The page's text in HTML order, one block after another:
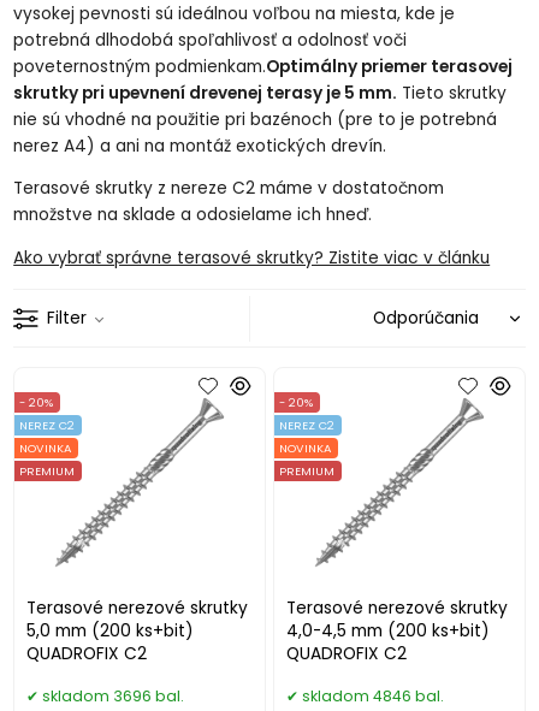
vysokej pevnosti sú ideálnou voľbou na miesta, kde je
potrebná dlhodobá spoľahlivosť a odolnosť voči
poveternostným podmienkam.Optimálny priemer terasovej
skrutky pri upevnení drevenej terasy je 5 mm. Tieto skrutky
nie sú vhodné na použitie pri bazénoch (pre to je potrebná
nerez A4) a ani na montáž exotických drevín.
Terasové skrutky z nereze C2 máme v dostatočnom
množstve na sklade a odosielame ich hneď.
Ako vybrať správne terasové skrutky? Zistite viac v článku
Filter
Terasové nerezové skrutky
5,0 mm (200 ks+bit)
QUADROFIX C2
- 20%
NEREZ C2
NOVINKA
PREMIUM
skladom 3696 bal.
Terasové nerezové skrutky
4,0-4,5 mm (200 ks+bit)
QUADROFIX C2
- 20%
NEREZ C2
NOVINKA
PREMIUM
skladom 4846 bal.